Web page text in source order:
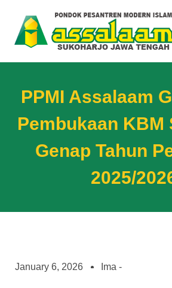
PPMI Assalaam
Pembukaan KBM
Genap Tahun
2025/
January 6, 2026 Ima -